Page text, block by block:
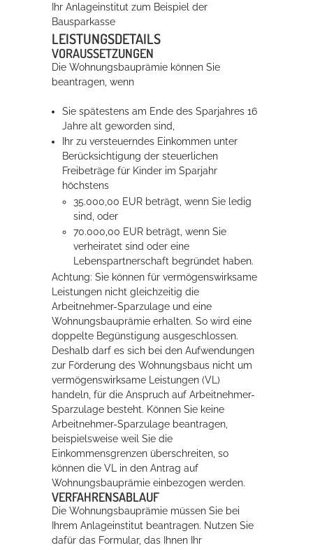
Erleben in Hockenheim
Wellenbecken oder doch lieber die pure Entspannung auf der
Sprudelliege im Solebecken?
Ihr Anlageinstitut zum Beispiel der
Bausparkasse
LEISTUNGSDETAILS
VORAUSSETZUNGEN
Die Wohnungsbauprämie können Sie
beantragen, wenn
Sie spätestens am Ende des Sparjahres 16
Jahre alt geworden sind,
Ihr zu versteuerndes Einkommen unter
Berücksichtigung der steuerlichen
Freibeträge für Kinder im Sparjahr
höchstens
35.000,00 EUR beträgt, wenn Sie ledig
sind, oder
70.000,00 EUR beträgt, wenn Sie
verheiratet sind oder eine
Lebenspartnerschaft begründet haben.
Achtung: Sie können für vermögenswirksame
Leistungen nicht gleichzeitig die
Arbeitnehmer-Sparzulage und eine
Wohnungsbauprämie erhalten. So wird eine
doppelte Begünstigung ausgeschlossen.
Deshalb darf es sich bei den Aufwendungen
zur Förderung des Wohnungsbaus nicht um
vermögenswirksame Leistungen (VL)
handeln, für die Anspruch auf Arbeitnehmer-
Sparzulage besteht. Können Sie keine
Arbeitnehmer-Sparzulage beantragen,
beispielsweise weil Sie die
Einkommensgrenzen überschreiten, so
können die VL in den Antrag auf
Wohnungsbauprämie einbezogen werden.
VERFAHRENSABLAUF
Die Wohnungsbauprämie müssen Sie bei
Ihrem Anlageinstitut beantragen. Nutzen Sie
dafür das Formular, das Ihnen Ihr